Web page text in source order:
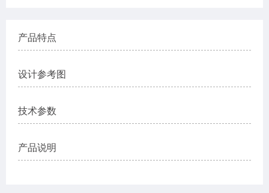
产品特点
设计参考图
技术参数
产品说明